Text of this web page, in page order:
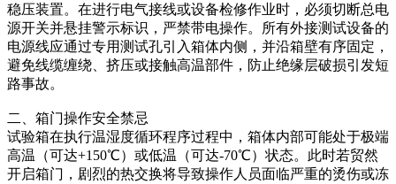
稳压装置。在进行电气接线或设备检修作业时，必须切断总电
源开关并悬挂警示标识，严禁带电操作。所有外接测试设备的
电源线应通过专用测试孔引入箱体内侧，并沿箱壁有序固定，
避免线缆缠绕、挤压或接触高温部件，防止绝缘层破损引发短
路事故。
二、箱门操作安全禁忌
试验箱在执行温湿度循环程序过程中，箱体内部可能处于极端
高温（可达+150℃）或低温（可达-70℃）状态。此时若贸然
开启箱门，剧烈的热交换将导致操作人员面临严重的烫伤或冻